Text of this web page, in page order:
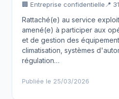
🏢 Entreprise confidentielle 📍
Rattaché(e) au service
amené(e) à participer aux
et de gestion des
climatisation, systèmes
régulation…
Publiée le 25/03/2026